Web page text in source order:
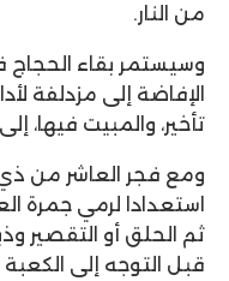
من النار.
وسيستمر بقاء
الإفاضة إلى مزدلفة
تأخير، والمبيت
ومع فجر العاشر من
استعدادا لرمي جمرة
ثم الحلق أو التقصير
قبل التوجه إلى